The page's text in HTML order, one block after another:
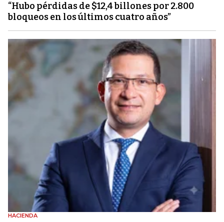
“Hubo pérdidas de $12,4 billones por 2.800
bloqueos en los últimos cuatro años”
HACIENDA